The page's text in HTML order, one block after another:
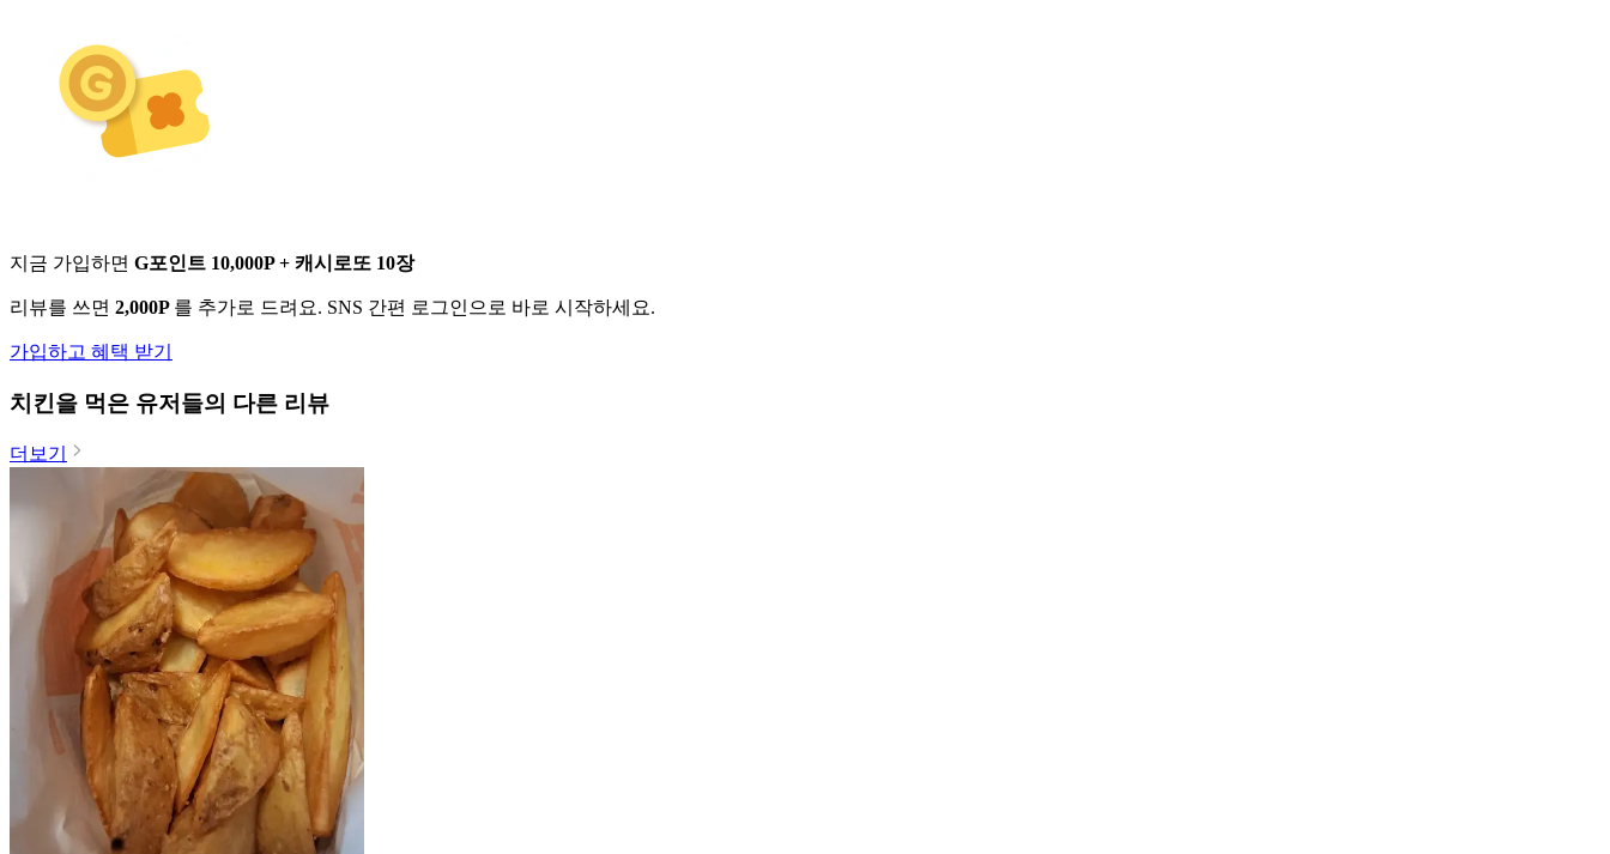
지금 가입하면 G포인트 10,000P + 캐시로또 10장
리뷰를 쓰면 2,000P 를 추가로 드려요. SNS 간편 로그인으로 바로 시작하세요.
가입하고 혜택 받기
치킨을 먹은 유저들의 다른 리뷰
더보기